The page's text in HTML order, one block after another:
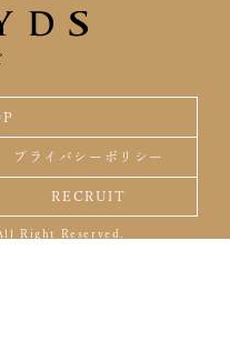
プライバシーポリシー
RECRUIT
Right Reserved.